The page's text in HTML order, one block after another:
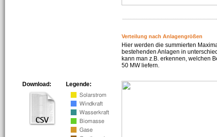
Verteilung nach Anlagengrößen
Hier werden die summierten
bestehenden Anlagen in
kann man z.B. erkennen, welchen
50 MW liefern.
Legende:
Download: